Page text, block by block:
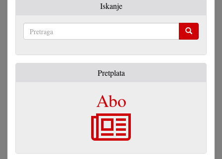
Iskanje
Pretplata
Abo